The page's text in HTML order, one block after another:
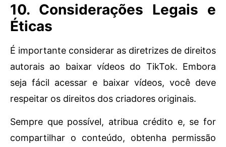
10. Considerações Legais e
Éticas
É importante considerar as diretrizes de direitos
autorais ao baixar vídeos do TikTok. Embora
seja fácil acessar e baixar vídeos, você deve
respeitar os direitos dos criadores originais.
Sempre que possível, atribua crédito e, se for
compartilhar o conteúdo, obtenha permissão